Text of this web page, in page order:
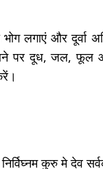
लगाएं और दूर्वा
पर दूध, जल, फूल
कुरु मे देव